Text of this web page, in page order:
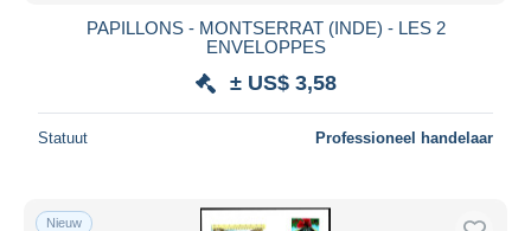
PAPILLONS - MONTSERRAT (INDE) - LES 2
ENVELOPPES
± US$ 3,58
Statuut Professioneel handelaar
Nieuw